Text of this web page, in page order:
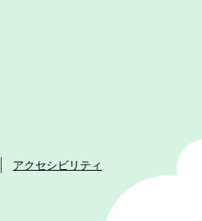
アクセシビリティ